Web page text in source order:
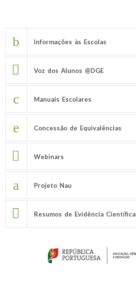
Informações às Escolas
Voz dos Alunos @DGE
Manuais Escolares
Concessão de Equivalências
Webinars
Projeto Nau
Resumos de Evidência Científica